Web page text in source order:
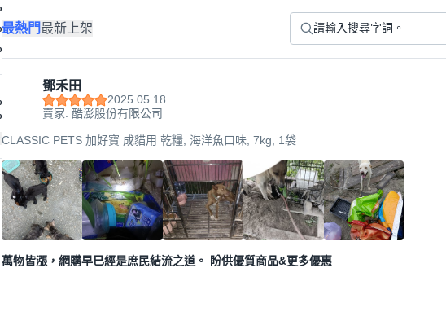
最熱門最新上架
鄧禾田
2025.05.18
賣家: 酷澎股份有限公司
CLASSIC PETS 加好寶 成貓用 乾糧, 海洋魚口味, 7kg, 1袋
萬物皆漲，網購早已經是庶民結流之道。 盼供優質商品&更多優惠